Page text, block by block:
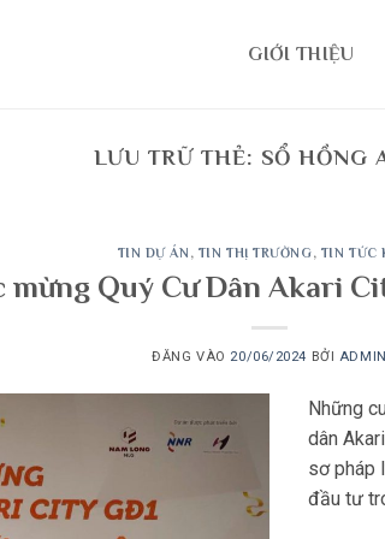
GIỚI THIỆU
LƯU TRỮ THẺ: SỔ HỒNG
TIN DỰ ÁN , TIN THỊ TRƯỜNG, TIN TỨC
mừng Quý Cư Dân Akari
ĐĂNG VÀO 20/06/2024 BỞI ADMIN
Những
dân
sơ pháp
đầu tư